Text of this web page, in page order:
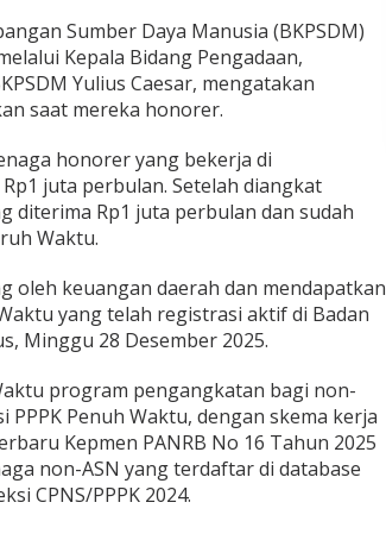
Sumber Daya Manusia (BKPSDM)
Kepala Bidang Pengadaan,
Yulius Caesar, mengatakan
saat mereka honorer.
honorer yang bekerja di
juta perbulan. Setelah diangkat
diterima Rp1 juta perbulan dan sudah
Waktu.
oleh keuangan daerah dan mendapatkan
yang telah registrasi aktif di Badan
Minggu 28 Desember 2025.
program pengangkatan bagi non-
PPPK Penuh Waktu, dengan skema kerja
Kepmen PANRB No 16 Tahun 2025
non-ASN yang terdaftar di database
CPNS/PPPK 2024.